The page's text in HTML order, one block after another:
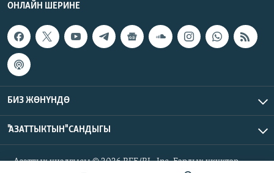
ОНЛАЙН ШЕРИНЕ
БИЗ ЖӨНҮНДӨ
"АЗАТТЫКТЫН" САНДЫГЫ
Азаттык үналгысы © 2026 RFE/RL, Inc. Бардык укуктар